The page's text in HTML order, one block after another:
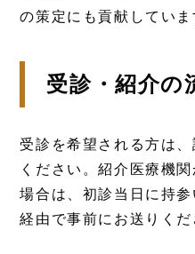
の策定にも貢献していま
受診・紹介の
受診を希望される方は
ください。紹介医療機
場合は、初診当日に持
経由で事前にお送りくだ